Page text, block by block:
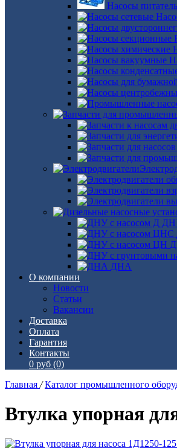
Насосы
ДНА
О компании
Новости
Статьи
Вакансии
Доставка
Оплата
Гарантия
Контакты
0 руб (0)
Главная / Каталог промышленного
Втулка упорная